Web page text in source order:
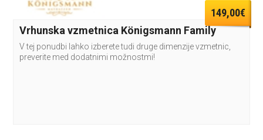
149,00€
Vrhunska vzmetnica Königsmann Family
V tej ponudbi lahko izberete tudi druge dimenzije vzmetnic,
preverite med dodatnimi možnostmi!